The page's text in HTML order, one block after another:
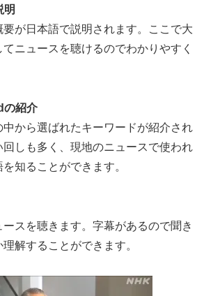
明
要が日本語で説明されます。ここで大
ニュースを聴けるのでわかりやすく
の紹介
から選ばれたキーワードが紹介され
回しも多く、現地のニュースで使われ
知ることができます。
スを聴きます。字幕があるので聞き
解することができます。